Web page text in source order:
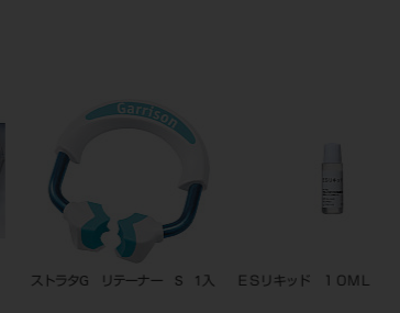
パラフィンワックス 500g
松風ステップルシートワックス フ